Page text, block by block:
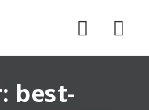
best-